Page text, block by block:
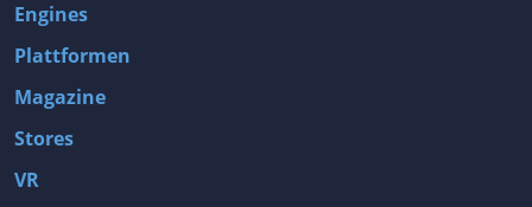
Engines
Plattformen
Magazine
Stores
VR